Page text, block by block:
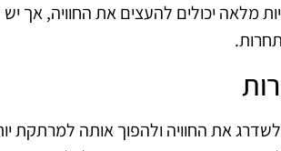
מלאה יכולים להעצים את החוויה, אך
לשדרג את החוויה ולהפוך אותה למרתקת